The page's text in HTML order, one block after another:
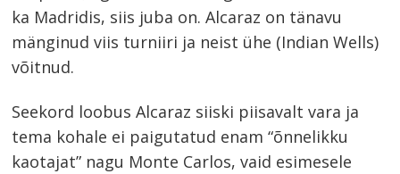
ka Madridis, siis juba on. Alcaraz on tänavu
mänginud viis turniiri ja neist ühe (Indian Wells)
võitnud.
Seekord loobus Alcaraz siiski piisavalt vara ja
tema kohale ei paigutatud enam “õnnelikku
kaotajat” nagu Monte Carlos, vaid esimesele